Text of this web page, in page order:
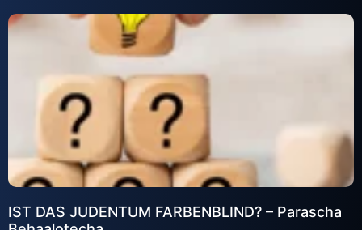
IST DAS JUDENTUM FARBENBLIND? – Parascha